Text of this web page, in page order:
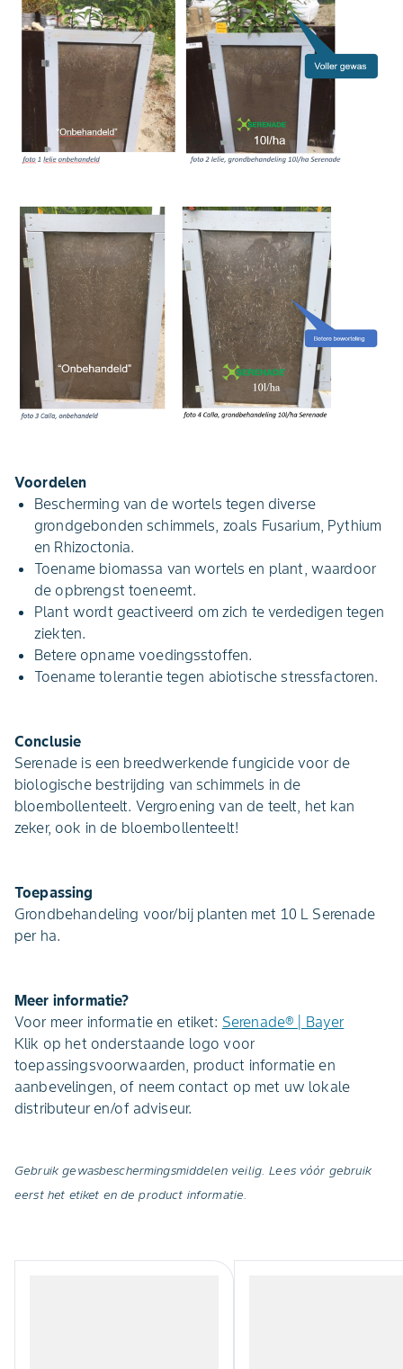
Voordelen
Bescherming van de wortels tegen diverse
grondgebonden schimmels, zoals Fusarium, Pythium
en Rhizoctonia.
Toename biomassa van wortels en plant, waardoor
de opbrengst toeneemt.
Plant wordt geactiveerd om zich te verdedigen tegen
ziekten.
Betere opname voedingsstoffen.
Toename tolerantie tegen abiotische stressfactoren.
Conclusie
Serenade is een breedwerkende fungicide voor de
biologische bestrijding van schimmels in de
bloembollenteelt. Vergroening van de teelt, het kan
zeker, ook in de bloembollenteelt!
Toepassing
Grondbehandeling voor/bij planten met 10 L Serenade
per ha.
Meer informatie?
Voor meer informatie en etiket: Serenade® | Bayer
Klik op het onderstaande logo voor
toepassingsvoorwaarden, product informatie en
aanbevelingen, of neem contact op met uw lokale
distributeur en/of adviseur.
Gebruik gewasbeschermingsmiddelen veilig. Lees vóór gebruik
eerst het etiket en de product informatie.